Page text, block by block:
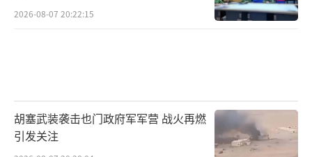
2026-08-07 20:22:15
胡塞武装袭击也门政府军军营 战火再燃
引发关注